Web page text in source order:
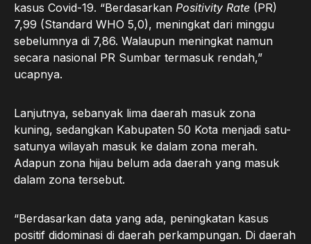
kasus Covid-19. “Berdasarkan Positivity Rate (PR)
7,99 (Standard WHO 5,0), meningkat dari minggu
sebelumnya di 7,86. Walaupun meningkat namun
secara nasional PR Sumbar termasuk rendah,”
ucapnya.
Lanjutnya, sebanyak lima daerah masuk zona
kuning, sedangkan Kabupaten 50 Kota menjadi satu-
satunya wilayah masuk ke dalam zona merah.
Adapun zona hijau belum ada daerah yang masuk
dalam zona tersebut.
“Berdasarkan data yang ada, peningkatan kasus
positif didominasi di daerah perkampungan. Di daerah